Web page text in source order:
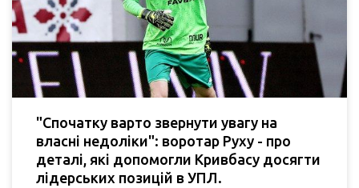
"Спочатку варто звернути увагу на
власні недоліки": воротар Руху - про
деталі, які допомогли Кривбасу досягти
лідерських позицій в УПЛ.